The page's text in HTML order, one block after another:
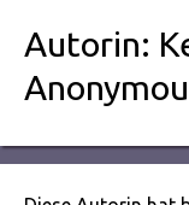
Clue Writing
Autorin: